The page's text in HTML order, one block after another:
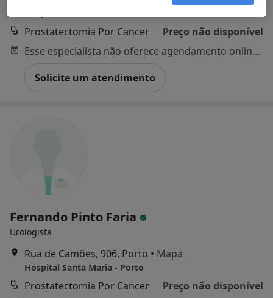
Prostatectomia Por Cancer
Preço não disponível
Esse especialista não oferece agendamento online para esse endereço.
Solicite um atendimento
Fernando Pinto Faria
Urologista
Rua de Camões, 906, Porto • Mapa
Hospital Santa Maria - Porto
Prostatectomia Por Cancer
Preço não disponível